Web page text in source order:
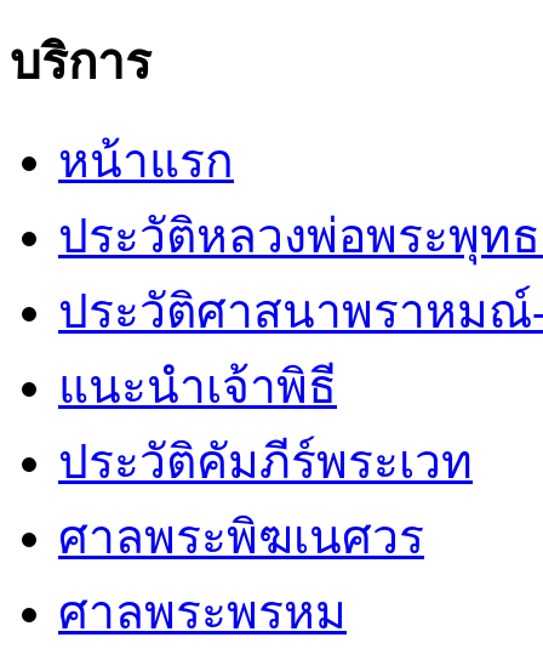
บริการ
หน้าแรก
ประวัติหลวงพ่อพระพุท
ประวัติศาสนาพราหม
แนะนำเจ้าพิธี
ประวัติคัมภีร์พระเวท
ศาลพระพิฆเนศวร
ศาลพระพรหม